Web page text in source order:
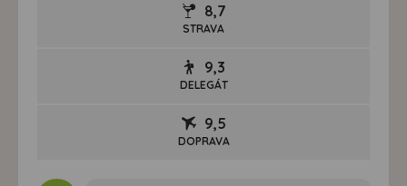
8,7
STRAVA
9,3
DELEGÁT
9,5
DOPRAVA